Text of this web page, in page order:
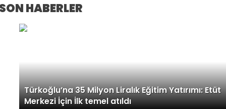
HABERLER
Türkoğlu’na 35 Milyon Liralık Eğitim Yatırımı: Etüt
Merkezi İçin İlk temel atıldı